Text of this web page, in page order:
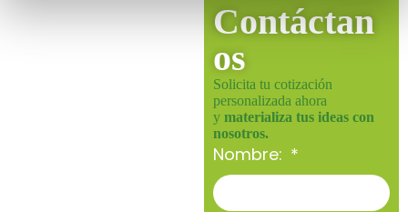
Contáctan
os
Solicita tu cotización
personalizada ahora
y materializa tus ideas con
nosotros.
Nombre: